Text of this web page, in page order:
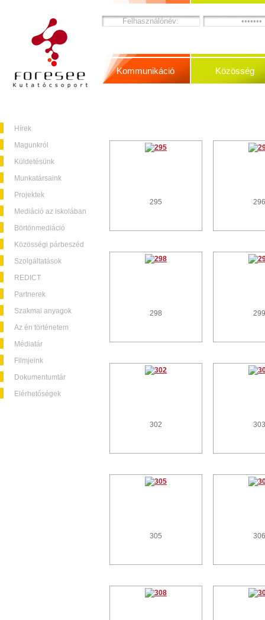
Hírek
Magunkról
Küldetésünk
Munkatársaink
Projektek
Mediáció az iskolában
Börtönmediáció
Közösségi párbeszéd
Szolgáltatások
REDICT
Partnerek
Szakmai anyagok
Az én történetem
Médiatár
Filmjeink
Dokumentumtár
Elérhetőségek
Kommunikáció Közösség
295 296
298 299
302 303
305 306